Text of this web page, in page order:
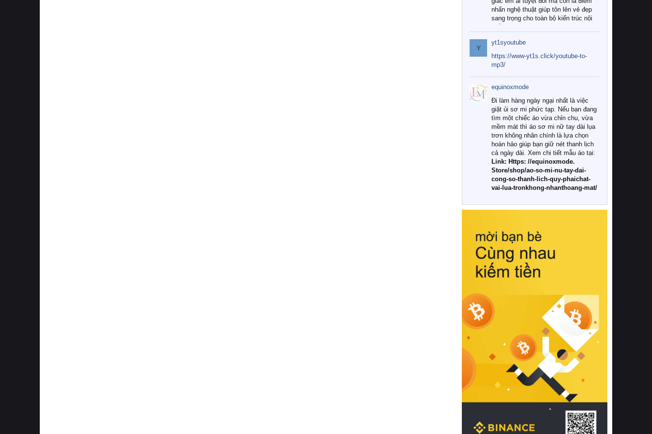
nhấn nghệ thuật giúp tôn lên vẻ đẹp
sang trọng cho toàn bộ kiến trúc nội
Tuy nhiên, giữa thị trường đa dạng
với vô vàn thương hiệu và mẫu mã
như hiện nay, làm thế nào để chọn
được những bộ chăn ga gối đệm cao
cấp thực sự chất lượng, phù hợp với
khí hậu và nhu cầu sử dụng của gia
đình? Hãy cùng chúng tôi đi tìm lời
giải đáp chi tiết qua bài viết dưới đây.
1. Tại sao các gia đình hiện đại lại ưa
chuộng chăn ga gối đệm cao cấp?
Khác với các dòng sản phẩm thông
thường, những bộ chăn ga gối đệm
cao cấp trải qua quy trình sản xuất
nghiêm ngặt từ khâu chọn lọc nguyên
liệu tự nhiên đến công nghệ dệt
nhuộm hiện đại không chứa hóa chất
này, bạn sẽ cảm nhận rõ rệt sự khác
hồi chuẩn xác của phần đệm nâng đỡ
cột sống.
Bên cạnh đó, việc lựa chọn các dòng
sản phẩm đạt chuẩn chất lượng quốc
tế còn giúp ngăn ngừa tình trạng kích
khuẩn và nấm mốc trong điều kiện
thời tiết nóng ẩm. Bạn có thể tìm hiểu
thêm các nghiên cứu khoa học về tác
động của giấc ngủ và môi trường
phòng ngủ đối với sức khỏe con
người tại Sleep Foundation (External
Link) để có cái nhìn toàn diện hơn.
2. Các tiêu chí vàng khi lựa chọn
chăn ga gối đệm cao cấp cho phòng
ngủ
Để sở hữu một bộ chăn ga gối đệm
cao cấp hoàn hảo cả về thẩm mỹ lẫn
công năng, người tiêu dùng cần cân
nhắc kỹ lưỡng các tiêu chí quan trọng
Y
yt1syoutube
https://www-yt1s.click/youtube-to-
mp3/
equinoxmode
Đi làm hàng ngày ngại nhất là việc
giặt ủi sơ mi phức tạp. Nếu bạn đang
tìm một chiếc áo vừa chỉn chu, vừa
mềm mát thì áo sơ mi nữ tay dài lụa
trơn không nhăn chính là lựa chọn
hoàn hảo giúp bạn giữ nét thanh lịch
cả ngày dài. Xem chi tiết mẫu áo tại:
Link: Https: //equinoxmode.
Store/shop/ao-so-mi-nu-tay-dai-
cong-so-thanh-lich-quy-phaichat-
vai-lua-tronkhong-nhanthoang-mat/